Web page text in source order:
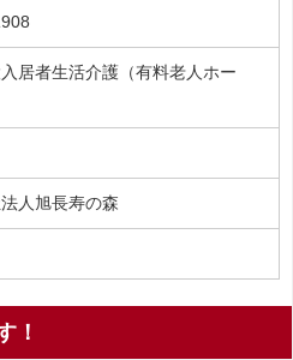
居者生活介護（有料老人ホー
人旭長寿の森
！